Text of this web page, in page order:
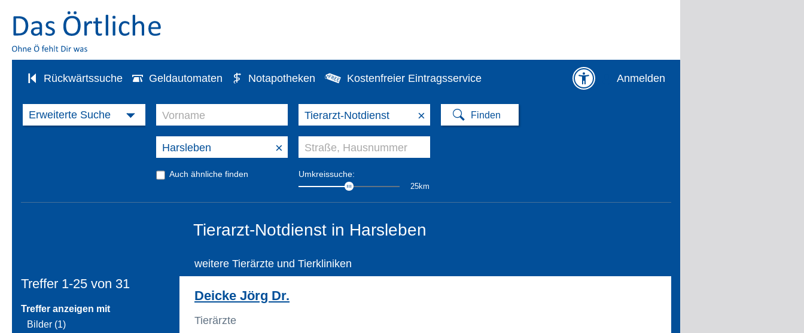
Rückwärtssuche Geldautomaten Notapotheken Kostenfreier Eintragsservice Anmelden
×
×
Auch ähnliche finden Umkreissuche:
25km
Tierarzt-Notdienst in Harsleben
Treffer 1-25 von 31
Treffer anzeigen mit
Bilder (1)
weitere Tierärzte und Tierkliniken
Deicke Jörg Dr.
Tierärzte